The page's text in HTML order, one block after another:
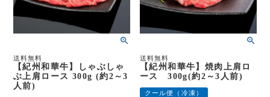
送料無料
【紀州和華牛】しゃぶしゃ
ぶ上肩ロース 300g (約2～3
人前)
送料無料
【紀州和華牛】焼肉上肩ロ
ース 300g(約2～3人前)
クール便（冷凍）